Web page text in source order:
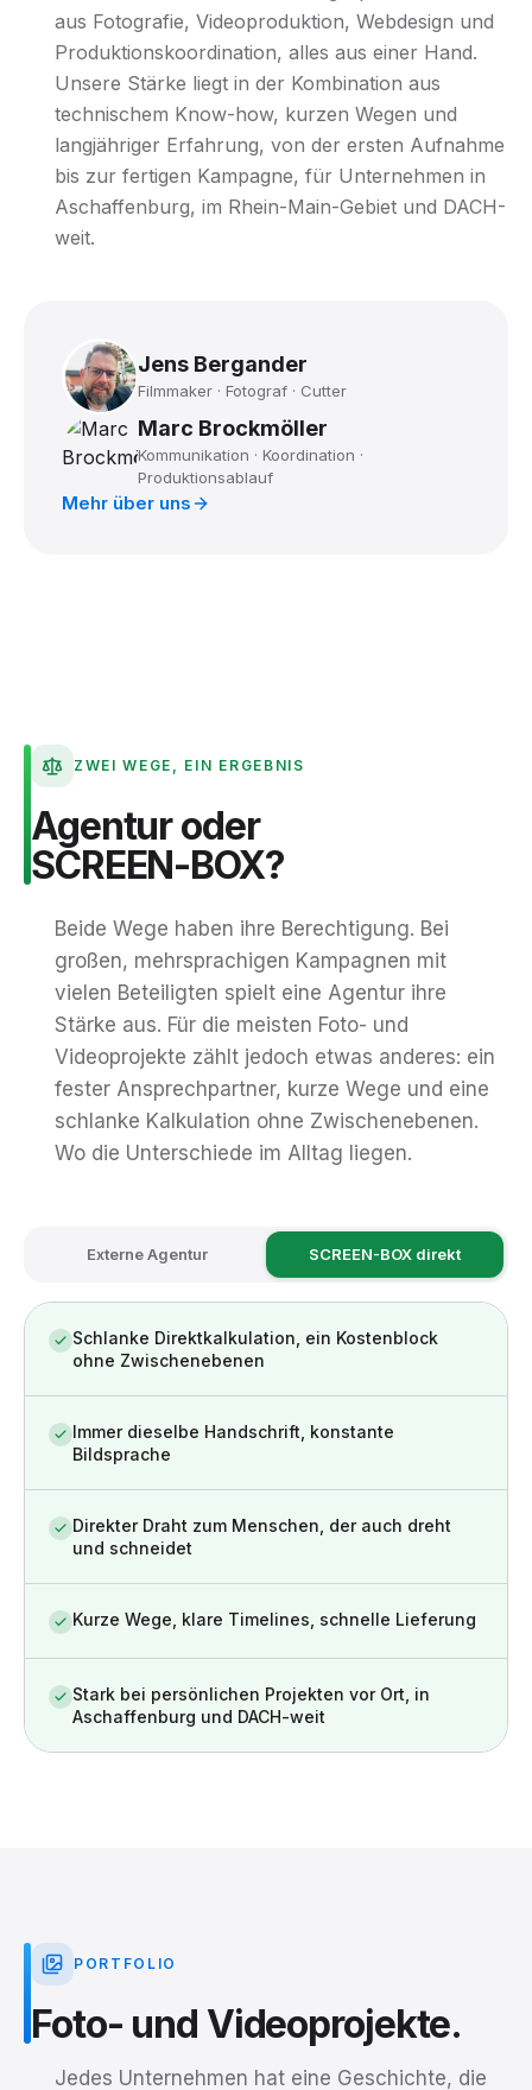
aus Fotografie, Videoproduktion, Webdesign und
Produktionskoordination, alles aus einer Hand.
Unsere Stärke liegt in der Kombination aus
technischem Know-how, kurzen Wegen und
langjähriger Erfahrung, von der ersten Aufnahme
bis zur fertigen Kampagne, für Unternehmen in
Aschaffenburg, im Rhein-Main-Gebiet und DACH-
weit.
Jens Bergander
Filmmaker · Fotograf · Cutter
Marc Brockmöller
Kommunikation · Koordination ·
Produktionsablauf
Mehr über uns
ZWEI WEGE, EIN ERGEBNIS
Agentur oder
SCREEN-BOX?
Beide Wege haben ihre Berechtigung. Bei
großen, mehrsprachigen Kampagnen mit
vielen Beteiligten spielt eine Agentur ihre
Stärke aus. Für die meisten Foto- und
Videoprojekte zählt jedoch etwas anderes: ein
fester Ansprechpartner, kurze Wege und eine
schlanke Kalkulation ohne Zwischenebenen.
Wo die Unterschiede im Alltag liegen.
Externe Agentur SCREEN-BOX direkt
Schlanke Direktkalkulation, ein Kostenblock
ohne Zwischenebenen
Immer dieselbe Handschrift, konstante
Bildsprache
Direkter Draht zum Menschen, der auch dreht
und schneidet
Kurze Wege, klare Timelines, schnelle Lieferung
Stark bei persönlichen Projekten vor Ort, in
Aschaffenburg und DACH-weit
PORTFOLIO
Foto- und Videoprojekte.
Jedes Unternehmen hat eine Geschichte, die